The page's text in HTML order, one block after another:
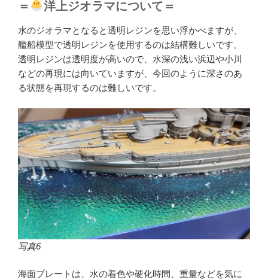
＝ 洋上ジオラマについて＝
水のジオラマとなると透明レジンを思い浮かべますが、
艦船模型で透明レジンを使用するのは結構難しいです。
透明レジンは透明度が高いので、水深の浅い浜辺や小川
などの再現には向いていますが、今回のように深さのあ
る状態を再現するのは難しいです。
写真6
海面プレートは、水の着色や硬化時間、重量などを気に